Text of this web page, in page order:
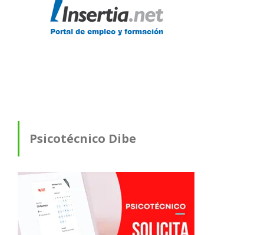
Psicotécnico Dibe